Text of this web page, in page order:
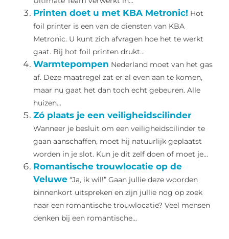
Printen doet u met KBA Metronic! Hot
foil printer is een van de diensten van KBA
Metronic. U kunt zich afvragen hoe het te werkt
gaat. Bij hot foil printen drukt...
Warmtepompen Nederland moet van het gas
af. Deze maatregel zat er al even aan te komen,
maar nu gaat het dan toch echt gebeuren. Alle
huizen...
Zó plaats je een veiligheidscilinder
Wanneer je besluit om een veiligheidscilinder te
gaan aanschaffen, moet hij natuurlijk geplaatst
worden in je slot. Kun je dit zelf doen of moet je...
Romantische trouwlocatie op de
Veluwe “Ja, ik wil!” Gaan jullie deze woorden
binnenkort uitspreken en zijn jullie nog op zoek
naar een romantische trouwlocatie? Veel mensen
denken bij een romantische...